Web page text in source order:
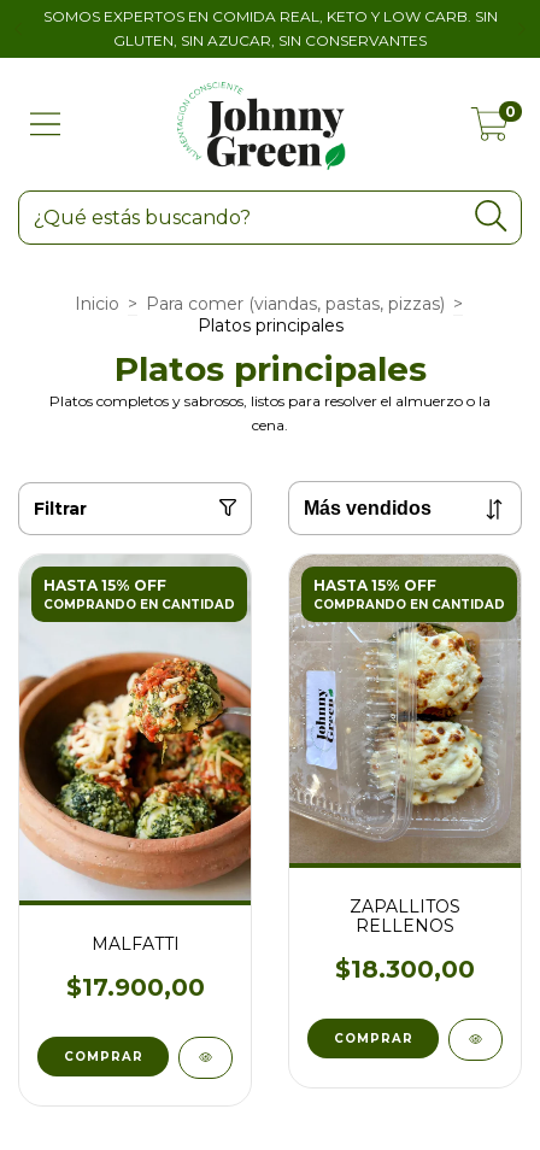
SOMOS EXPERTOS EN COMIDA REAL, KETO Y LOW CARB. SIN
GLUTEN, SIN AZUCAR, SIN CONSERVANTES
0
Inicio > Para comer (viandas, pastas, pizzas) >
Platos principales
Platos principales
Platos completos y sabrosos, listos para resolver el almuerzo o la
cena.
Filtrar
HASTA 15% OFF
COMPRANDO EN CANTIDAD
MALFATTI
$17.900,00
HASTA 15% OFF
COMPRANDO EN CANTIDAD
ZAPALLITOS
RELLENOS
$18.300,00